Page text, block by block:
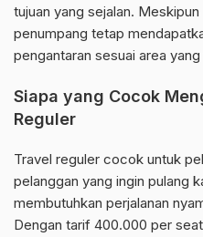
tujuan yang sejalan.
penumpang tetap
pengantaran sesuai area
Siapa yang Cocok
Reguler
Travel reguler cocok untuk
pelanggan yang ingin pulang
membutuhkan perjalanan
Dengan tarif 400.000 per